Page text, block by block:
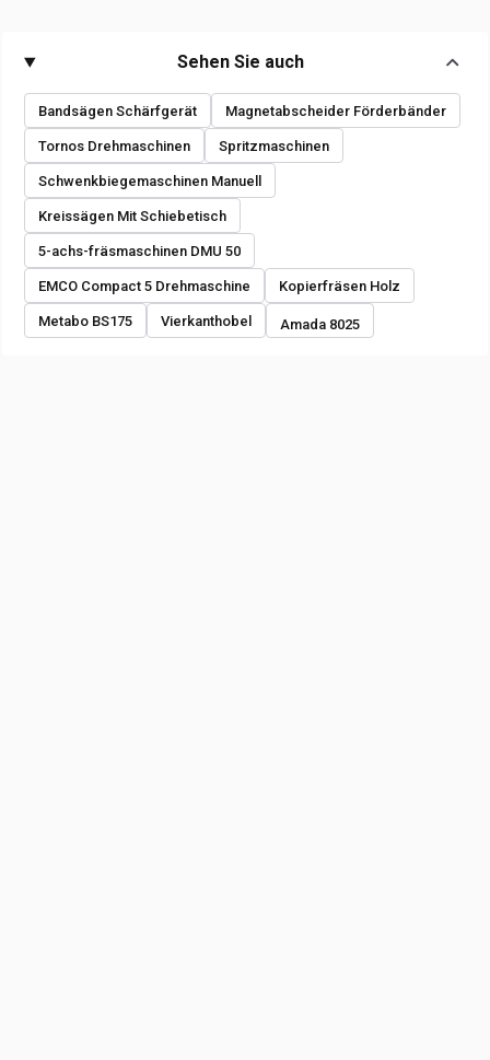
Sehen Sie auch
Bandsägen Schärfgerät Magnetabscheider Förderbänder
Tornos Drehmaschinen Spritzmaschinen
Schwenkbiegemaschinen Manuell
Kreissägen Mit Schiebetisch
5-achs-fräsmaschinen DMU 50
EMCO Compact 5 Drehmaschine Kopierfräsen Holz
Metabo BS175 Vierkanthobel Amada 8025